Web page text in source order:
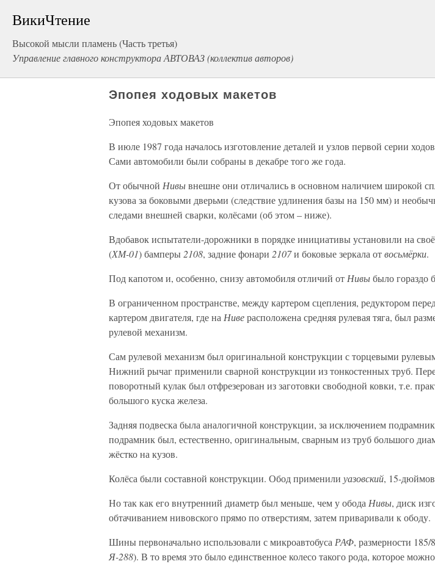
ВикиЧтение
Высокой мысли пламень (Часть третья)
Управление главного конструктора АВТОВАЗ (коллектив авторов)
Эпопея ходовых макетов
Эпопея ходовых макетов
В июле 1987 года началось изготовление деталей и узлов первой серии
Сами автомобили были собраны в декабре того же года.
От обычной Нивывнешне они отличались в основном наличием широкой
кузова за боковыми дверьми (следствие удлинения базы на 150 мм) и
следами внешней сварки, колёсами (об этом – ниже).
Вдобавок испытатели-дорожники в порядке инициативы установили на
(ХМ-01) бамперы 2108, задние фонари 2107и боковые зеркала отвосьмёрки.
Под капотом и, особенно, снизу автомобиля отличий от Нивыбыло гораздо
В ограниченном пространстве, между картером сцепления, редуктором
картером двигателя, где на Ниверасположена средняя рулевая тяга, был
рулевой механизм.
Сам рулевой механизм был оригинальной конструкции с торцевыми
Нижний рычаг применили сварной конструкции из тонкостенных труб.
поворотный кулак был отфрезерован из заготовки свободной ковки, т.е.
большого куска железа.
Задняя подвеска была аналогичной конструкции, за исключением
подрамник был, естественно, оригинальным, сварным из труб большого
жёстко на кузов.
Колёса были составной конструкции. Обод применили уазовский, 15-
Но так как его внутренний диаметр был меньше, чем у обода Нивы, диск
обтачиванием нивовского прямо по отверстиям, затем приваривали к ободу.
Шины первоначально использовали с микроавтобуса РАФ, размерности
Я-288). В то время это было единственное колесо такого рода, которое